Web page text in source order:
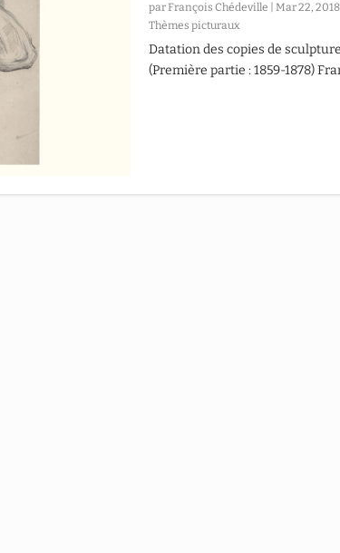
parFrançois Chédeville |Mar 22, 2018
Thèmes picturaux
Datation des copies de
(Première partie : 1859-1878)